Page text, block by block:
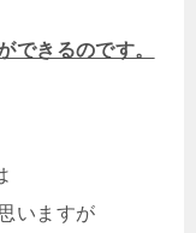
できるのです。
いますが